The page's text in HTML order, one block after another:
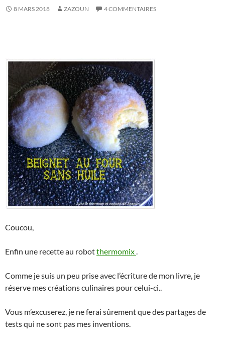
8 MARS 2018 ZAZOUN 4 COMMENTAIRES
Coucou,
Enfin une recette au robotthermomix
Comme je suis un peu prise avec l’écriture de mon livre, je
réserve mes créations culinaires pour celui-ci..
Vous m’excuserez, je ne ferai sûrement que des partages de
tests qui ne sont pas mes inventions.